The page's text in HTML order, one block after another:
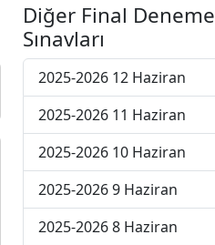
Diğer Final Deneme
Sınavları
2025-2026 12 Haziran
2025-2026 11 Haziran
2025-2026 10 Haziran
2025-2026 9 Haziran
2025-2026 8 Haziran